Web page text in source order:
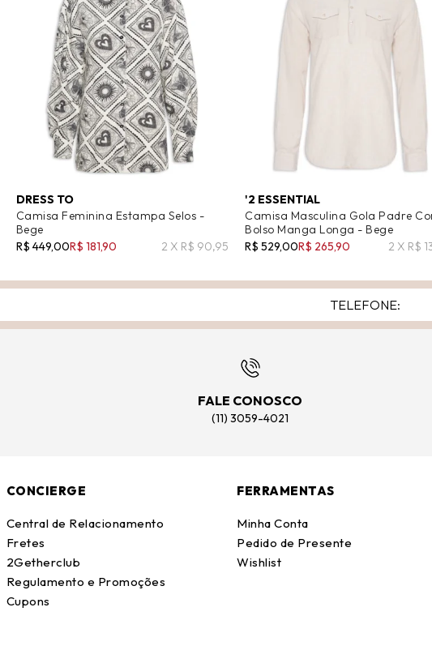
DRESS TO
Camisa Feminina Estampa Selos -
Bege
R$ 449,00R$ 181,90 2 X R$ 90,95
'2 ESSENTIAL
Camisa Masculina Gola Padre
Bolso Manga Longa - Bege
R$ 529,00R$ 265,90 2 X R$
FALE CONOSCO
(11) 3059-4021
CONCIERGE
Central de Relacionamento
Fretes
2Getherclub
Regulamento e Promoções
Cupons
FERRAMENTAS
Minha Conta
Pedido de Presente
Wishlist